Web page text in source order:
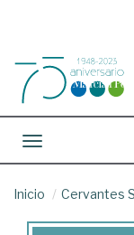
Toggle navigation
Inicio Cervantes